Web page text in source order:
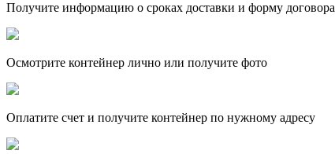
Получите информацию о сроках доставки и форму договора
Осмотрите контейнер лично или получите фото
Оплатите счет и получите контейнер по нужному адресу